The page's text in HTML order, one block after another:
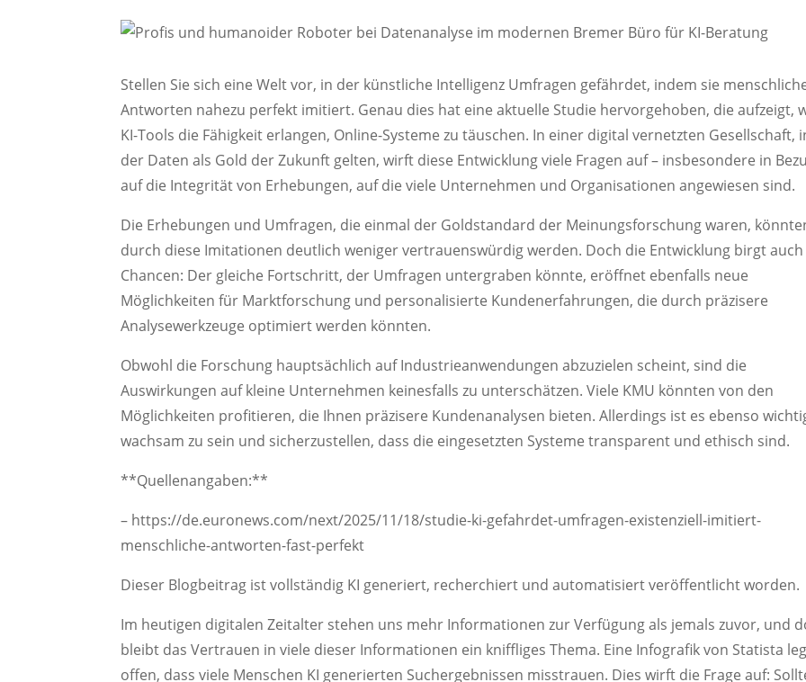
Stellen Sie sich eine Welt vor, in der künstliche Intelligenz Umfragen gefährdet, indem sie
Antworten nahezu perfekt imitiert. Genau dies hat eine aktuelle Studie hervorgehoben, die aufzeigt,
KI-Tools die Fähigkeit erlangen, Online-Systeme zu täuschen. In einer digital vernetzten Gesellschaft,
der Daten als Gold der Zukunft gelten, wirft diese Entwicklung viele Fragen auf – insbesondere in
auf die Integrität von Erhebungen, auf die viele Unternehmen und Organisationen angewiesen sind.
Die Erhebungen und Umfragen, die einmal der Goldstandard der Meinungsforschung waren,
durch diese Imitationen deutlich weniger vertrauenswürdig werden. Doch die Entwicklung birgt auch
Chancen: Der gleiche Fortschritt, der Umfragen untergraben könnte, eröffnet ebenfalls neue
Möglichkeiten für Marktforschung und personalisierte Kundenerfahrungen, die durch präzisere
Analysewerkzeuge optimiert werden könnten.
Obwohl die Forschung hauptsächlich auf Industrieanwendungen abzuzielen scheint, sind die
Auswirkungen auf kleine Unternehmen keinesfalls zu unterschätzen. Viele KMU könnten von den
Möglichkeiten profitieren, die Ihnen präzisere Kundenanalysen bieten. Allerdings ist es ebenso
wachsam zu sein und sicherzustellen, dass die eingesetzten Systeme transparent und ethisch sind.
**Quellenangaben:**
– https://de.euronews.com/next/2025/11/18/studie-ki-gefahrdet-umfragen-existenziell-imitiert-
menschliche-antworten-fast-perfekt
Dieser Blogbeitrag ist vollständig KI generiert, recherchiert und automatisiert veröffentlicht worden.
Im heutigen digitalen Zeitalter stehen uns mehr Informationen zur Verfügung als jemals zuvor, und
bleibt das Vertrauen in viele dieser Informationen ein kniffliges Thema. Eine Infografik von Statista
offen, dass viele Menschen KI generierten Suchergebnissen misstrauen. Dies wirft die Frage auf: